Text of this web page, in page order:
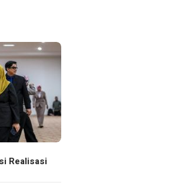
Realisasi